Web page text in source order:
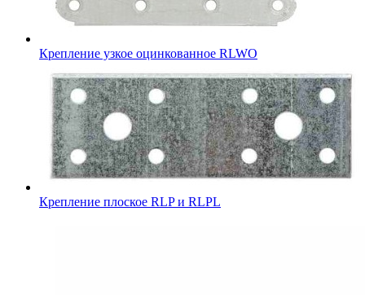
Крепление узкое оцинкованное RLWO
Крепление плоское RLP и RLPL